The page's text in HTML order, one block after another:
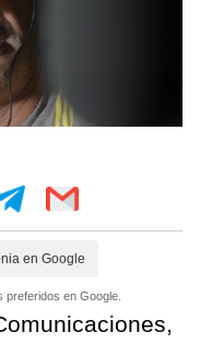
en Google
preferidos en Google.